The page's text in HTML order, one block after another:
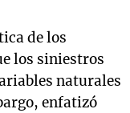
de los
los siniestros
naturales
enfatizó